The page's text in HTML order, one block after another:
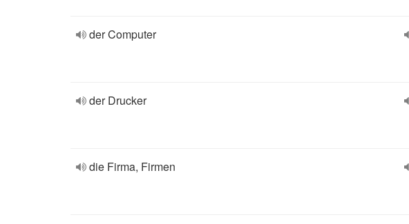
der Computer
der Drucker
die Firma, Firmen